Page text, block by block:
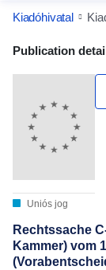
Kiadóhivatal
Publication
Uniós jog
Rechtssache
Kammer) vom